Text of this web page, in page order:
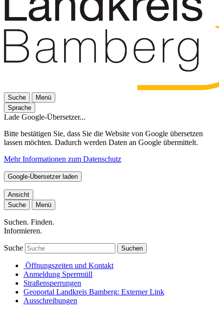
Suche
Menü
Sprache
Lade Google-Übersetzer...
Bitte bestätigen Sie, dass Sie die Website von Google übersetzen
lassen möchten. Dadurch werden Daten an Google übermittelt.
Mehr Informationen zum Datenschutz
Google-Übersetzer laden
Ansicht
Suche
Menü
Suchen. Finden.
Informieren.
Suche Suchen
Öffnungszeiten und Kontakt
Anmeldung Sperrmüll
Straßensperrungen
Geoportal Landkreis Bamberg: Externer Link
Ausschreibungen